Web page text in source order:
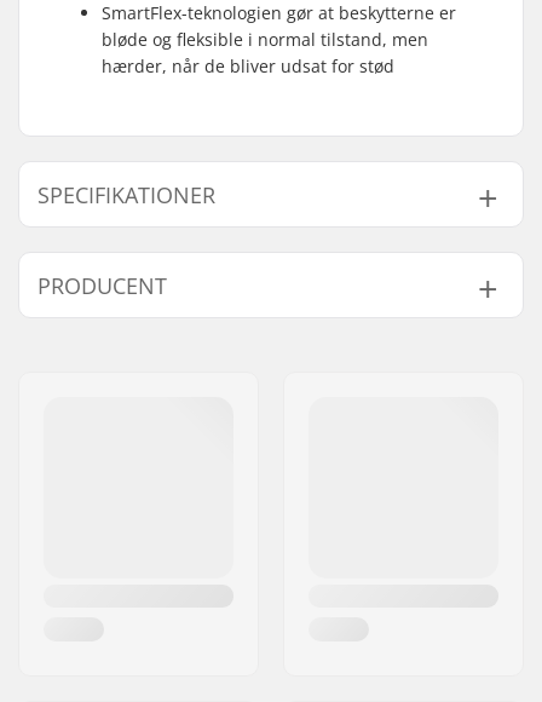
SmartFlex-teknologien gør at beskytterne er
bløde og fleksible i normal tilstand, men
hærder, når de bliver udsat for stød
SPECIFIKATIONER
Køn:
Mand, Kvinde, Unisex
Beskyttelse:
foam
PRODUCENT